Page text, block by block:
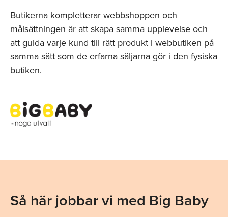
Butikerna kompletterar webb­shop­pen och
målsättningen är att skapa samma upplevelse och
att guida varje kund till rätt produkt i webbutiken på
samma sätt som de erfarna säljarna gör i den fysiska
butiken.
Så här jobbar vi med Big Baby